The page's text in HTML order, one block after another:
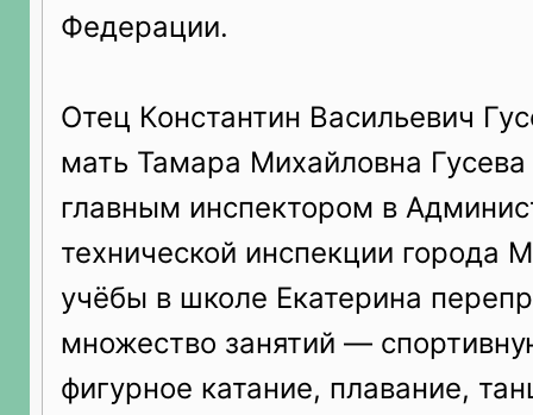
Федерации.
Отец Константин Васильевич
мать Тамара Михайловна Гусева
главным инспектором в
технической инспекции города
учёбы в школе Екатерина
множество занятий —
фигурное катание, плавание,